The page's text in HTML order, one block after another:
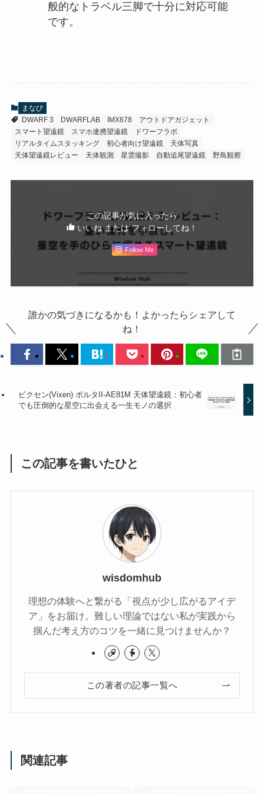
般的なトラベル三脚で十分に対応可能
です。
まなび
DWARF 3
DWARFLAB IMX678
アウトドアガジェット
スマート望遠鏡
スマホ連携望遠鏡
ドワーフラボ
リアルタイムスタッキング
初心者向け望遠鏡
天体写真
天体望遠鏡レビュー
天体観測 星雲撮影 自動追尾望遠鏡 野鳥観察
この記事が気に入ったら
いいね または フォローしてね！
Follow Me
誰かの気づきになるかも！よかったらシェアして
ね！
ビクセン(Vixen) ポルタII-AE81M 天体望遠鏡：初心者
でも圧倒的な星空に出会える一生モノの選択
この記事を書いたひと
wisdomhub
理想の体験へと繋がる「視点が少し広がるアイデ
ア」をお届け。難しい理論ではない私が実践から
掴んだ考え方のコツを一緒に見つけませんか？
この著者の記事一覧へ
関連記事